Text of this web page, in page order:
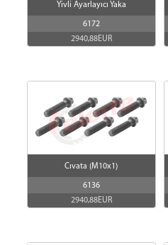
Yivli Ayarlayıcı Yaka
6172
2940,88EUR
Cıvata (M10x1)
6136
2940,88EUR